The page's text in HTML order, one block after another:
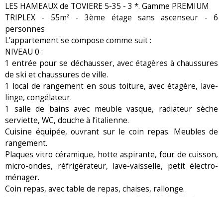
LES HAMEAUX de TOVIERE 5-35 - 3 *. Gamme PREMIUM
TRIPLEX - 55m² - 3ème étage sans ascenseur - 6
personnes
L’appartement se compose comme suit :
NIVEAU 0 :
1 entrée pour se déchausser, avec étagères à chaussures
de ski et chaussures de ville.
1 local de rangement en sous toiture, avec étagère, lave-
linge, congélateur.
1 salle de bains avec meuble vasque, radiateur sèche
serviette, WC, douche à l’italienne.
Cuisine équipée, ouvrant sur le coin repas. Meubles de
rangement.
Plaques vitro céramique, hotte aspirante, four de cuisson,
micro-ondes, réfrigérateur, lave-vaisselle, petit électro-
ménager.
Coin repas, avec table de repas, chaises, rallonge.